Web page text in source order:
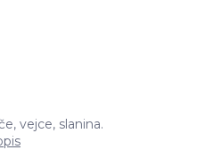
vejce, slanina.